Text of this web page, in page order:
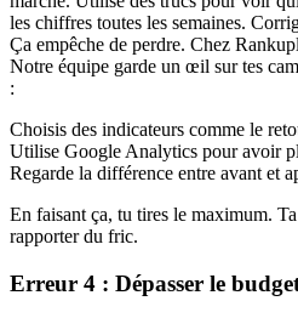
les chiffres toutes les semaines.
Ça empêche de perdre. Chez
Notre équipe garde un œil sur tes
:
Choisis des indicateurs comme le
Utilise Google Analytics pour avoir
Regarde la différence entre avant et
En faisant ça, tu tires le maximum.
rapporter du fric.
Erreur 4 : Dépasser le